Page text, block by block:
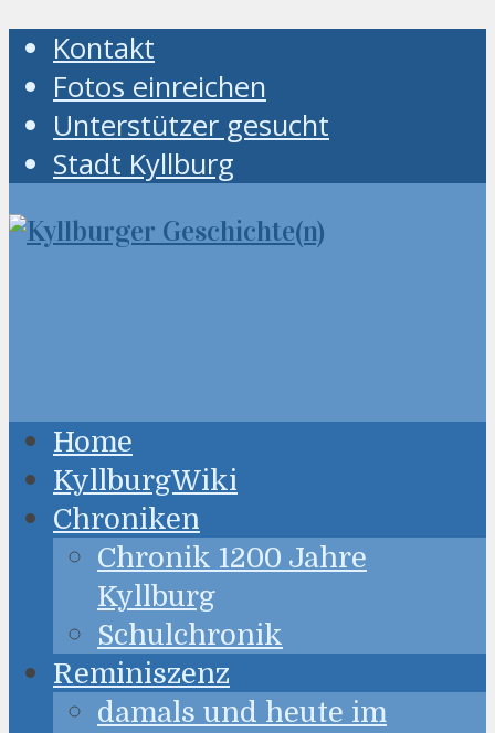
Kontakt
Fotos einreichen
Unterstützer gesucht
Stadt Kyllburg
Home
KyllburgWiki
Chroniken
Chronik 1200 Jahre
Kyllburg
Schulchronik
Reminiszenz
damals und heute im